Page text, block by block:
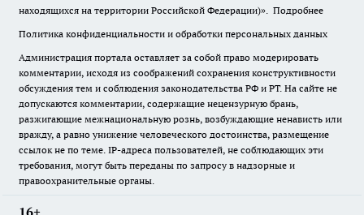
находящихся на территории Российской Федерации)». Подробнее
Политика конфиденциальности и обработки персональных данных
Администрация портала оставляет за собой право модерировать
комментарии, исходя из соображений сохранения конструктивности
обсуждения тем и соблюдения законодательства РФ и РТ. На сайте не
допускаются комментарии, содержащие нецензурную брань,
разжигающие межнациональную рознь, возбуждающие ненависть или
вражду, а равно унижение человеческого достоинства, размещение
ссылок не по теме. IP-адреса пользователей, не соблюдающих эти
требования, могут быть переданы по запросу в надзорные и
правоохранительные органы.